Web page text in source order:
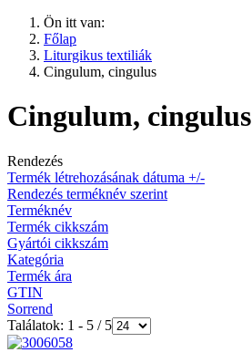
Ön itt van:
Főlap
Liturgikus textiliák
Cingulum, cingulus
Cingulum, cingulus
Rendezés
Termék létrehozásának dátuma +/-
Rendezés terméknév szerint
Terméknév
Termék cikkszám
Gyártói cikkszám
Kategória
Termék ára
GTIN
Sorrend
Találatok: 1 - 5 / 5